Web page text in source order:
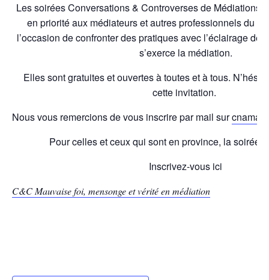
Les soirées Conversations & Controverses de Médiations
en priorité aux médiateurs et autres professionnels du
l’occasion de confronter des pratiques avec l’éclairage
s’exerce la médiation.
Elles sont gratuites et ouvertes à toutes et à tous.
cette invitation.
Nous vous remercions de vous inscrire par mail sur
Pour celles et ceux qui sont en province, la soirée
Inscrivez-vous ici
C&C Mauvaise foi, mensonge et vérité en médiation